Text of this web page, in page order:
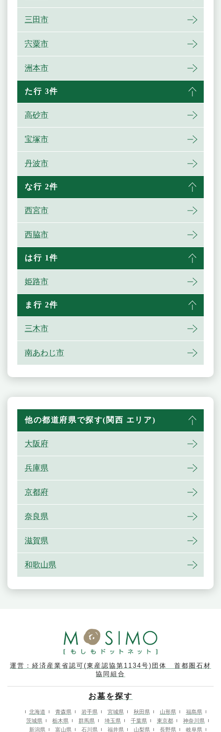
三田市
宍粟市
洲本市
た行 3件
高砂市
宝塚市
丹波市
な行 2件
西宮市
西脇市
は行 1件
姫路市
ま行 2件
三木市
南あわじ市
他の都道府県で探す(関西 エリア)
大阪府
兵庫県
京都府
奈良県
滋賀県
和歌山県
運営：経済産業省認可(東産認協第1134号)団体 首都圏石材
協同組合
お墓を探す
北海道 青森県 岩手県 宮城県 秋田県 山形県
福島県
茨城県
栃木県 群馬県 埼玉県 千葉県 東京都
神奈川県
新潟県
富山県 石川県 福井県 山梨県 長野県 岐阜県